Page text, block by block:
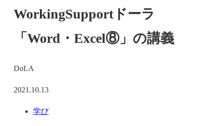
WorkingSupportドーラ
「Word・Excel⑧」の講義
DoLA
2021.10.13
学び